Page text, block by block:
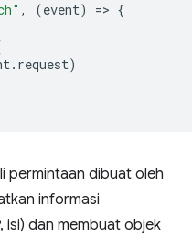
, (event) => {
. request)
permintaan dibuat oleh
informasi
isi) dan membuat objek